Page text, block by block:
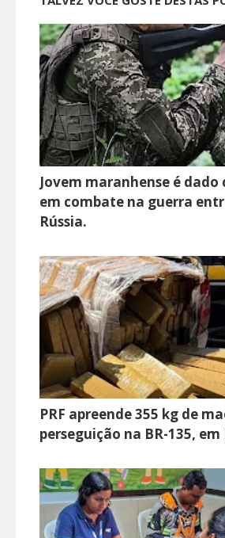
Jovem maranhense é
em combate na guerra
Rússia.
PRF apreende 355 kg de
perseguição na BR-135,